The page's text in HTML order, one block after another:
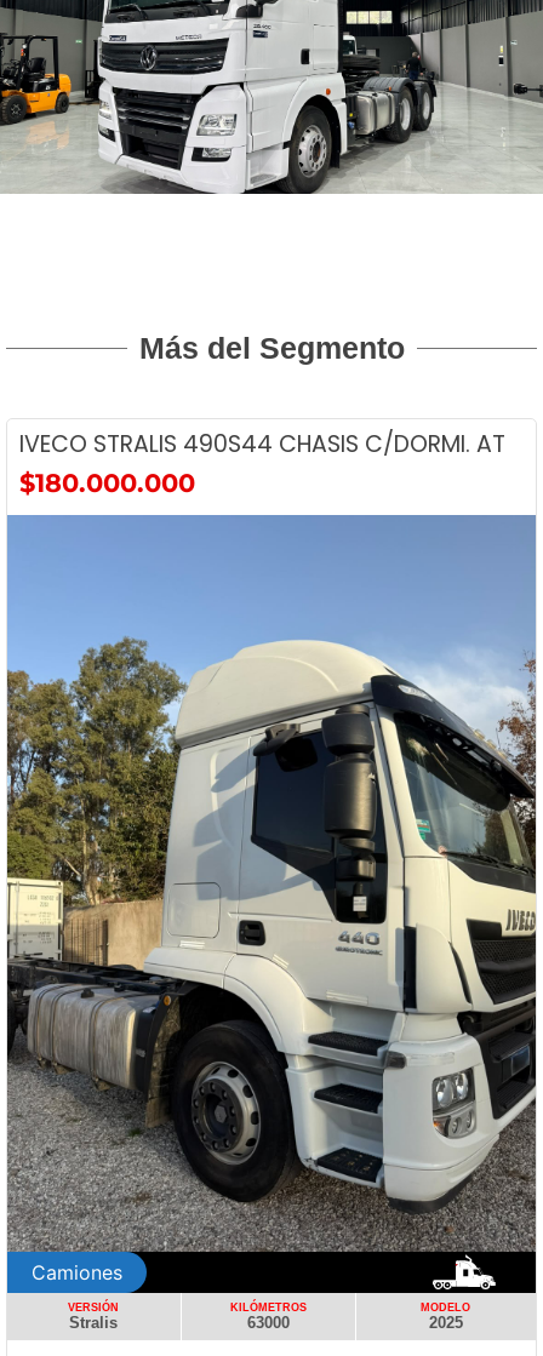
Más del Segmento
DORMI. AT
MODELO
2025
IVECO STRALIS 490S44
Camiones
VERSIÓN
Stralis 440
KILÓMETROS
1000000